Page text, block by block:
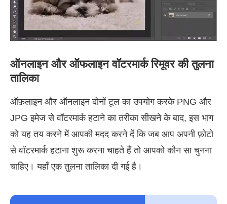
ऑनलाइन और ऑफलाइन वॉटरमार्क रिमूवर की तुलना
तालिका
ऑफ़लाइन और ऑनलाइन दोनों टूल का उपयोग करके PNG और
JPG इमेज से वॉटरमार्क हटाने का तरीका सीखने के बाद, इस भाग
को यह तय करने में आपकी मदद करने दें कि जब आप अपनी फ़ोटो
से वॉटरमार्क हटाना शुरू करना चाहते हैं तो आपको कौन सा चुनना
चाहिए। यहाँ एक तुलना तालिका दी गई है।